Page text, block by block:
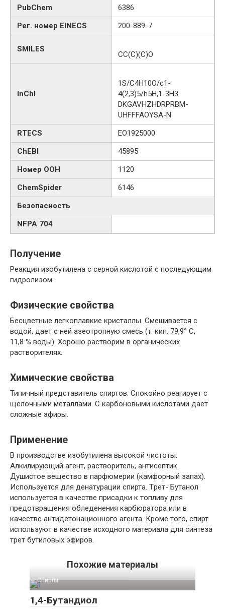
PubChem
6386
Рег. номер EINECS
200-889-7
SMILES
CC(C)(C)O
InChI
1S/C4H10O/c1-
4(2,3)5/h5H,1-3H3
DKGAVHZHDRPRBM-
UHFFFAOYSA-N
RTECS
EO1925000
ChEBI
45895
Номер ООН
1120
ChemSpider
6146
Безопасность
NFPA 704
Получение
Реакция изобутилена с серной кислотой с последующим
гидролизом.
Физические свойства
Бесцветные легкоплавкие кристаллы. Смешивается с
водой, дает с ней азеотропную смесь (т. кип. 79,9° C,
11,8 % воды). Хорошо растворим в органических
растворителях.
Химические свойства
Типичный представитель спиртов. Спокойно реагирует с
щелочными металлами. С карбоновыми кислотами дает
сложные эфиры.
Применение
В производстве изобутилена высокой чистоты.
Алкилирующий агент, растворитель, антисептик.
Душистое вещество в парфюмерии (камфорный запах).
Используется для денатурации спирта. Tрет- Бутанол
используется в качестве присадки к топливу для
предотвращения обледенения карбюратора или в
качестве антидетонационного агента. Кроме того, спирт
используют в качестве исходного материала для синтеза
трет бутиловых эфиров.
Похожие материалы
Спирты
1,4-Бутандиол